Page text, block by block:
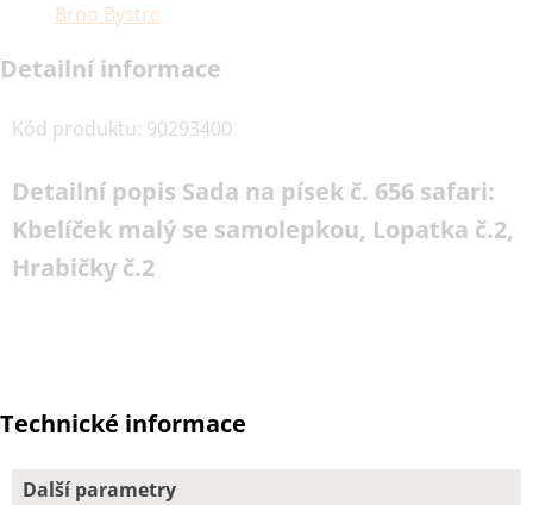
Brno Bystrc
Detailní informace
Kód produktu: 90293400
Detailní popis Sada na písek č. 656 safari:
Kbelíček malý se samolepkou, Lopatka č.2,
Hrabičky č.2
Technické informace
Další parametry